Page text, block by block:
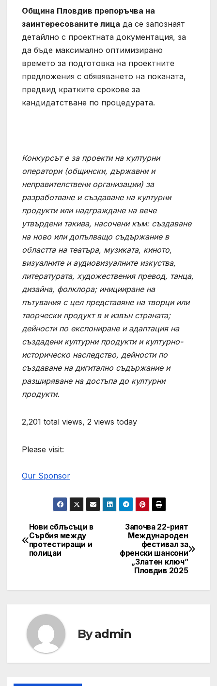
Община Пловдив препоръчва на
заинтересованите лица да се запознаят
детайлно с проектната документация, за
да бъде максимално оптимизирано
времето за подготовка на проектните
предложения с обявяването на поканата,
предвид кратките срокове за
кандидатстване по процедурата.
Конкурсът е за проекти на културни
оператори (общински, държавни и
неправителствени организации) за
разработване и създаване на културни
продукти или надграждане на вече
утвърдени такива, насочени към: създаване
на ново или допълващо съдържание в
областта на театъра, музиката, киното,
визуалните и аудиовизуалните изкуства,
литературата, художествения превод, танца,
дизайна, фолклора; иницииране на
пътувания с цел представяне на творци или
творчески продукт в и извън страната;
дейности по експониране и адаптация на
създадени културни продукти и културно-
историческо наследство, дейности по
създаване на дигитално съдържание и
разширяване на достъпа до културни
продукти.
2,201 total views, 2 views today
Please visit:
Our Sponsor
Post
navigation
Започва 22-рият
Международен
фестивал за
френски шансони
„Златен ключ”
Пловдив 2025
Нови сблъсъци в
Сърбия между
протестиращи и
полицаи
Byadmin